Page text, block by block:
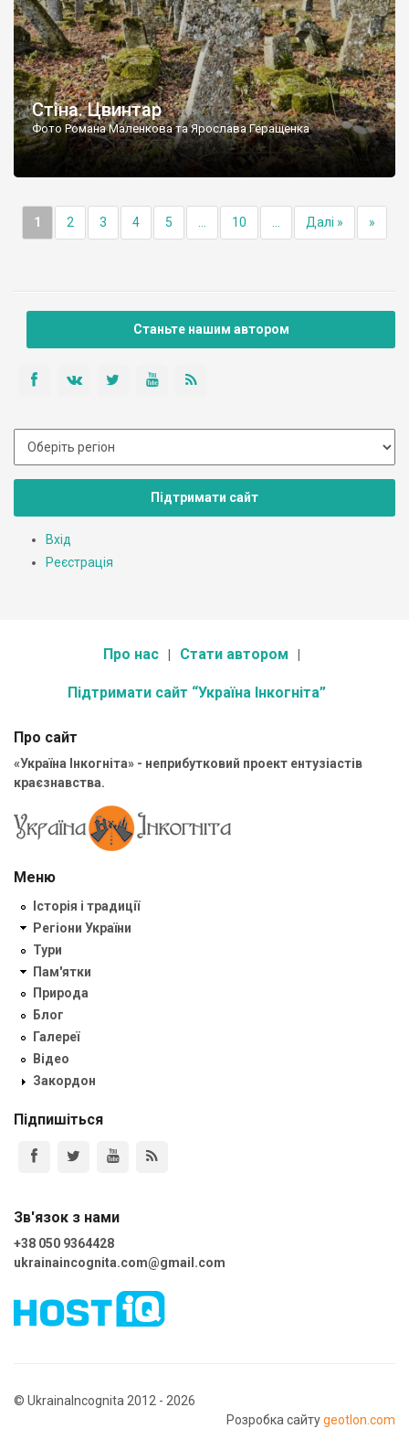
Стіна. Цвинтар
Фото Романа Маленкова та Ярослава Геращенка
1 2 3 4 5 10 Далі » »
Станьте нашим автором
Підтримати сайт
Вхід
Реєстрація
Про нас Стати автором
Підтримати сайт “Україна Інкогніта”
Про сайт
«Україна Інкогніта» - неприбутковий проект ентузіастів
краєзнавства.
Меню
Історія і традиції
Регіони України
Тури
Пам'ятки
Природа
Блог
Галереї
Відео
Закордон
Підпишіться
Зв'язок з нами
+38 050 9364428
ukrainaincognita.com@gmail.com
© UkrainaIncognita 2012 - 2026
Розробка сайтуgeotlon.com